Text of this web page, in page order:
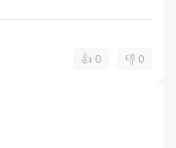
👍 0 👎 0